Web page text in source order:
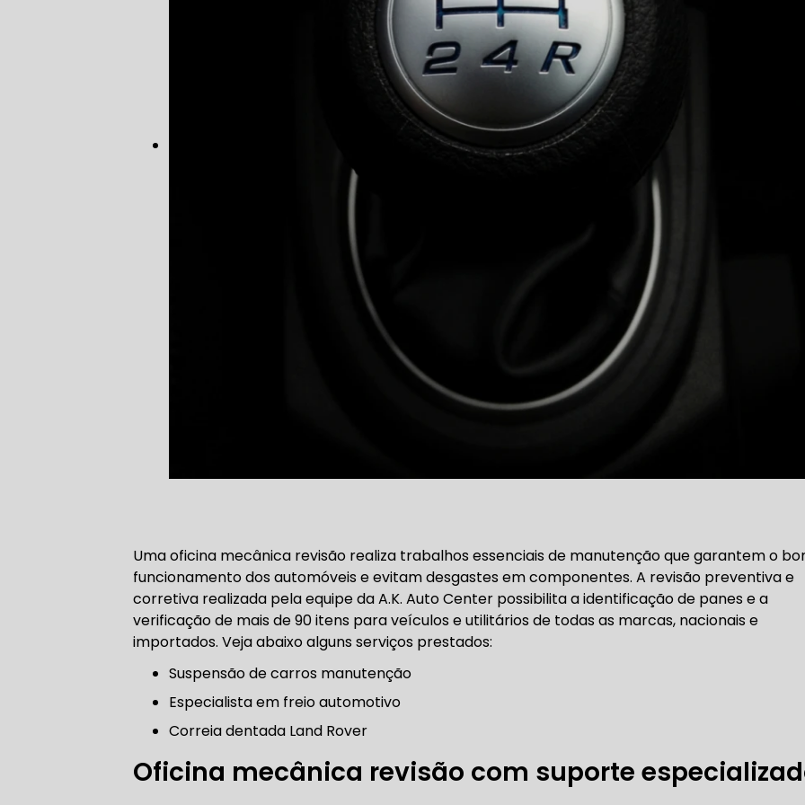
CONSERTO DE DIREÇÃO HIDRÁULICA OFICINA DIREÇÃO
DIREÇÃO HIDRÁULICA MANUTENÇÃO DIREÇÃO HIDRÁULICA SÃO
DIREÇÃO HIDRÁULICA ZONA SUL
FREIO ABS MANUTENÇÃO SISTEMA DE FREIOS AUTOMOTIVOS
SENSOR DE FREIO ABS MANUTENÇÃO DE FREIOS AUTOMOTIVOS
MANUTENÇÃO DE BLINDADOS
OFICINA MECÂNICA COMPLETA PARA BLINDADOS
MECÂNICO PARA CONSERTO DE CARRO BLINDADO
MECÂNICO PARA CARROS BLINDADOS DE LUXO
MECÂNICO PARA SUSPENSÃO DE CARRO BLINDADO
MECÂNICO PARA REVISÃO PREVENTIVA DE BLINDADOS
Uma oficina mecânica revisão realiza trabalhos essenciais de manutenção que garantem o
funcionamento dos automóveis e evitam desgastes em componentes. A revisão preventiva e
corretiva realizada pela equipe da A.K. Auto Center possibilita a identificação de panes e a
verificação de mais de 90 itens para veículos e utilitários de todas as marcas, nacionais e
importados. Veja abaixo alguns serviços prestados:
Suspensão de carros manutenção
Especialista em freio automotivo
Correia dentada Land Rover
Oficina mecânica revisão com suporte